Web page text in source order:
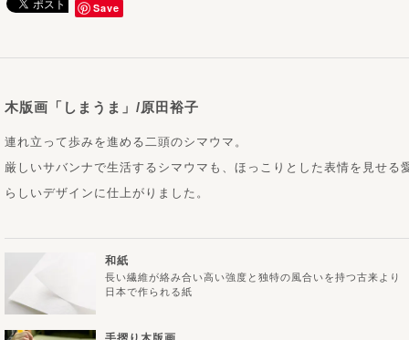
Save
和紙
長い繊維が絡み合い高い強度と独特の風合いを持つ古来より
日本で作られる紙
木版画「しまうま」/原田裕子
連れ立って歩みを進める二頭のシマウマ。
厳しいサバンナで生活するシマウマも、ほっこりとした表情を見せる
らしいデザインに仕上がりました。